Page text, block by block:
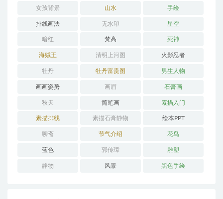
女孩背景 山水 手绘
排线画法 无水印 星空
暗红 梵高 死神
海贼王 清明上河图 火影忍者
牡丹 牡丹富贵图 男生人物
画画姿势 画眉 石膏画
秋天 简笔画 素描入门
素描排线 素描石膏静物 绘本PPT
聊斋 节气介绍 花鸟
蓝色 郭传璋 雕塑
静物 风景 黑色手绘